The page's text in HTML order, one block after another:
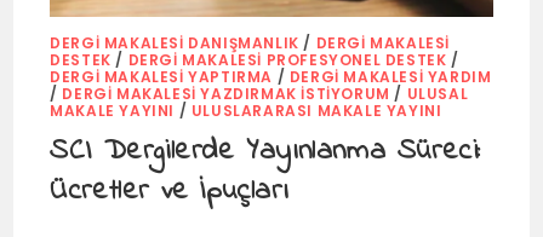
DERGI MAKALESI DANIŞMANLIK / DERGI MAKALESI
DESTEK / DERGI MAKALESI PROFESYONEL DESTEK /
DERGI MAKALESI YAPTIRMA / DERGI MAKALESI YARDIM
/ DERGI MAKALESI YAZDIRMAK İSTIYORUM / ULUSAL
MAKALE YAYINI / ULUSLARARASI MAKALE YAYINI
SCI Dergilerde Yayınlanma Süreci:
Ücretler ve İpuçları